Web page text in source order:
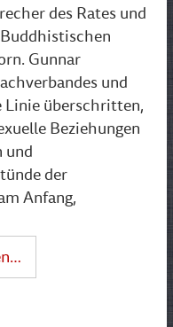
des Rates und
Gunnar
und
überschritten,
Beziehungen
und
der
Anfang,